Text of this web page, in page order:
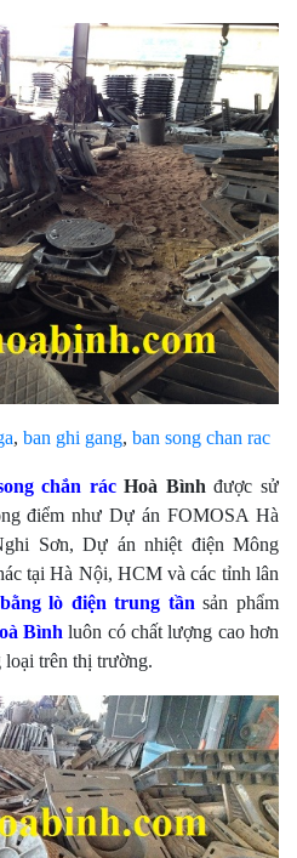
, ban ghi gang, ban song chan rac
chắn rácHoà Bình được sử
điểm như Dự án FOMOSA Hà
Sơn, Dự án nhiệt điện Mông
tại Hà Nội, HCM và các tỉnh lân
lò điện trung tần sản phẩm
Bình luôn có chất lượng cao hơn
loại trên thị trường.